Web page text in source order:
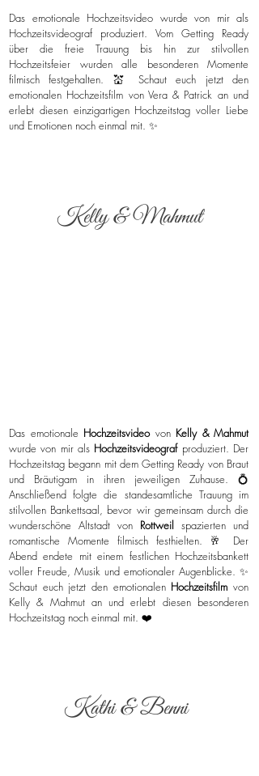
Das emotionale Hochzeitsvideo wurde von mir als
Hochzeitsvideograf produziert. Vom Getting Ready
über die freie Trauung bis hin zur stilvollen
Hochzeitsfeier wurden alle besonderen Momente
filmisch festgehalten. 💒 Schaut euch jetzt den
emotionalen Hochzeitsfilm von Vera & Patrick an und
erlebt diesen einzigartigen Hochzeitstag voller Liebe
und Emotionen noch einmal mit. ✨
Kelly & Mahmut
Das emotionale Hochzeitsvideovon Kelly & Mahmut
wurde von mir als Hochzeitsvideograf produziert. Der
Hochzeitstag begann mit dem Getting Ready von Braut
und Bräutigam in ihren jeweiligen Zuhause. 💍
Anschließend folgte die standesamtliche Trauung im
stilvollen Bankettsaal, bevor wir gemeinsam durch die
wunderschöne Altstadt von Rottweil spazierten und
romantische Momente filmisch festhielten. 🥂 Der
Abend endete mit einem festlichen Hochzeitsbankett
voller Freude, Musik und emotionaler Augenblicke. ✨
Schaut euch jetzt den emotionalen Hochzeitsfilmvon
Kelly & Mahmut an und erlebt diesen besonderen
Hochzeitstag noch einmal mit. ❤️
Kathi & Benni